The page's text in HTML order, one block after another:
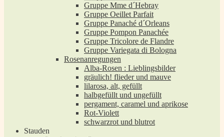
Gruppe Mme d´Hebray
Gruppe Oeillet Parfait
Gruppe Panaché d´Orleans
Gruppe Pompon Panachée
Gruppe Tricolore de Flandre
Gruppe Variegata di Bologna
Rosenanregungen
Alba-Rosen : Lieblingsbilder
gräulich! flieder und mauve
lilarosa, alt, gefüllt
halbgefüllt und ungefüllt
pergament, caramel und aprikose
Rot-Violett
schwarzrot und blutrot
Stauden